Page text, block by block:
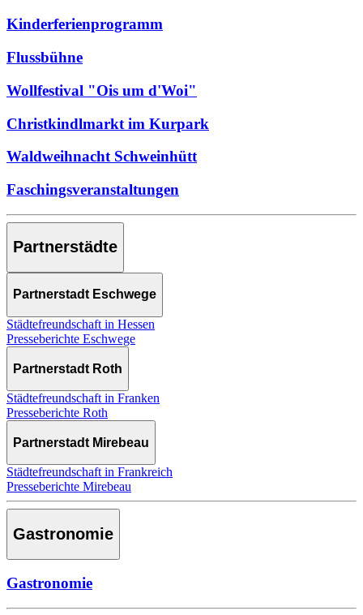
Kinderferienprogramm
Flussbühne
Wollfestival "Ois um d'Woi"
Christkindlmarkt im Kurpark
Waldweihnacht Schweinhütt
Faschingsveranstaltungen
Partnerstädte
Partnerstadt Eschwege
Städtefreundschaft in Hessen
Presseberichte Eschwege
Partnerstadt Roth
Städtefreundschaft in Franken
Presseberichte Roth
Partnerstadt Mirebeau
Städtefreundschaft in Frankreich
Presseberichte Mirebeau
Gastronomie
Gastronomie